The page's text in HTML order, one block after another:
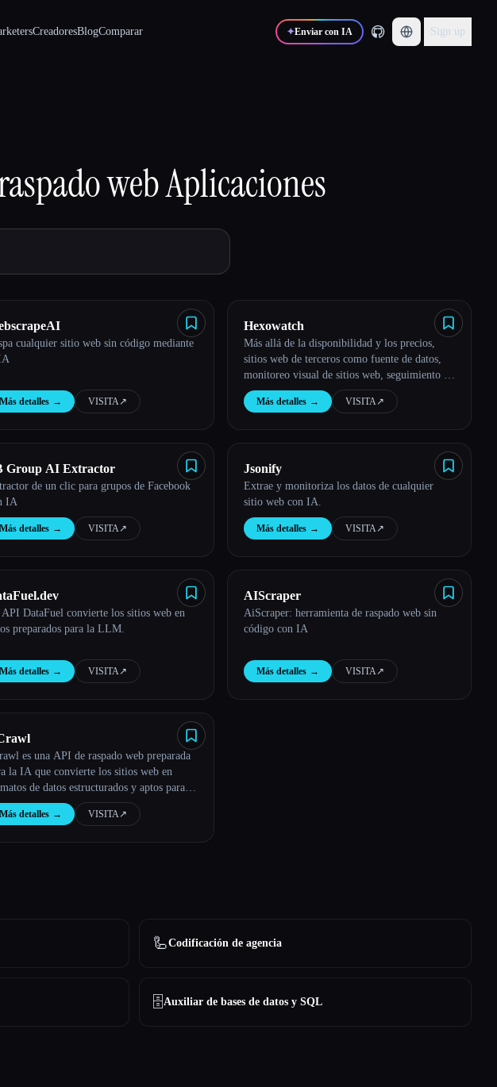
CreadoresBlogComparar ✦Enviar con IA Sign up
webAplicaciones
cualquier sitio web sin código mediante
Más detalles → VISITA↗︎
Hexowatch
Más allá de la disponibilidad y los precios,
sitios web de terceros como fuente de datos,
monitoreo visual de sitios web, seguimiento de
la competencia.
Más detalles → VISITA↗︎
Group AI Extractor
de un clic para grupos de Facebook
IA
Más detalles → VISITA↗︎
Jsonify
Extrae y monitoriza los datos de cualquier
sitio web con IA.
Más detalles → VISITA↗︎
DataFuel convierte los sitios web en
preparados para la LLM.
Más detalles → VISITA↗︎
AIScraper
AiScraper: herramienta de raspado web sin
código con IA
Más detalles → VISITA↗︎
es una API de raspado web preparada
la IA que convierte los sitios web en
de datos estructurados y aptos para
como JSON, Markdown y HTML.
Más detalles → VISITA↗︎
🦾Codificación de agencia
🗄️Auxiliar de bases de datos y SQL